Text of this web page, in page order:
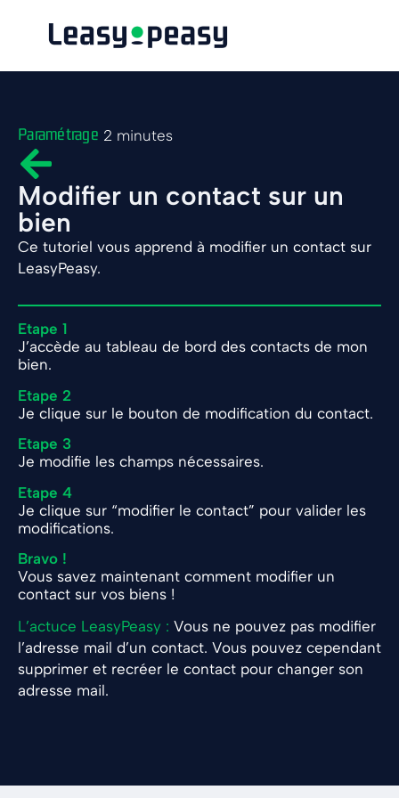
Modifier un contact sur un
bien
Paramétrage 2 minutes
Ce tutoriel vous apprend à modifier un contact sur
LeasyPeasy.
Etape 1
J’accède au tableau de bord des contacts de mon
bien.
Etape 2
Je clique sur le bouton de modification du contact.
Etape 3
Je modifie les champs nécessaires.
Etape 4
Je clique sur “modifier le contact” pour valider les
modifications.
Bravo !
Vous savez maintenant comment modifier un
contact sur vos biens !
L’actuce LeasyPeasy : Vous ne pouvez pas modifier
l’adresse mail d’un contact. Vous pouvez cependant
supprimer et recréer le contact pour changer son
adresse mail.